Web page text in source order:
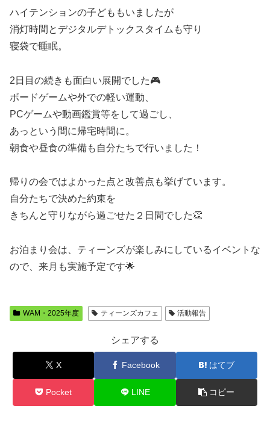
ハイテンションの子どももいましたが
消灯時間とデジタルデトックスタイムも守り
寝袋で睡眠。
2日目の続きも面白い展開でした🎮
ボードゲームや外での軽い運動、
PCゲームや動画鑑賞等をして過ごし、
あっという間に帰宅時間に。
朝食や昼食の準備も自分たちで行いました！
帰りの会ではよかった点と改善点も挙げています。
自分たちで決めた約束を
きちんと守りながら過ごせた２日間でした👏
お泊まり会は、ティーンズが楽しみにしているイベントな
ので、来月も実施予定です🌟
WAM・2025年度 ティーンズカフェ 活動報告
シェアする
X Facebook はてブ
Pocket LINE コピー